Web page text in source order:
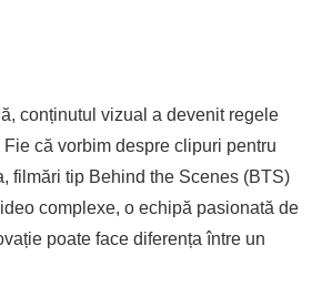
conținutul vizual a devenit regele
că vorbim despre clipuri pentru
filmări tip Behind the Scenes (BTS)
complexe, o echipă pasionată de
poate face diferența între un